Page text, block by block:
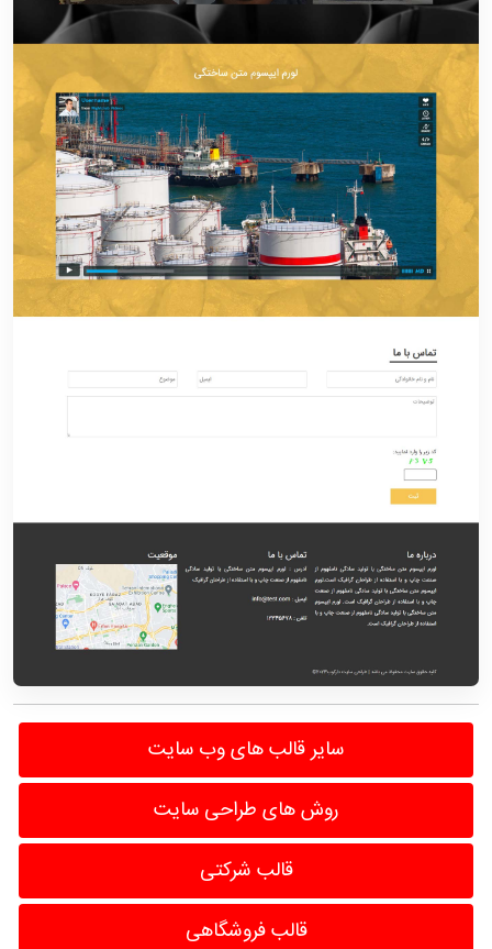
سایر قالب های وب سایت
روش های طراحی سایت
قالب شرکتی
قالب فروشگاهی